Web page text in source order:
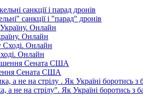
санкції і "парад" дронів
Онлайн
Онлайн
Сената США
не на стрілу". Як Україні боротись з